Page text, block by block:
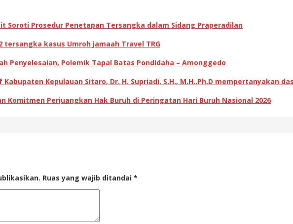
Soroti Prosedur Penetapan Tersangka dalam Sidang Praperadilan
kasus Umroh jamaah Travel TRG
Penyelesaian, Polemik Tapal Batas Pondidaha – Amonggedo
Kepulauan Sitaro, Dr. H. Supriadi, S.H., M.H.,Ph,D mempertanyakan
Komitmen Perjuangkan Hak Buruh di Peringatan Hari Buruh Nasional 2026
Ruas yang wajib ditandai *